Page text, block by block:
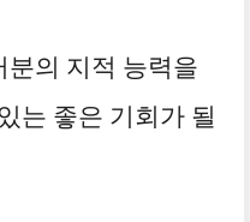
의 지적 능력을
는 좋은 기회가 될